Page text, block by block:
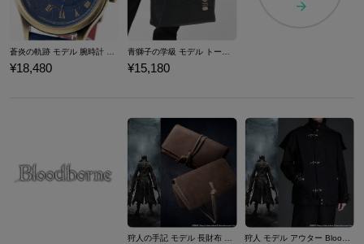
¥18,480 ¥15,180
狩人の手記 モデル 長財布 Bloodborne 狩人 モデル アウター Bloodborne